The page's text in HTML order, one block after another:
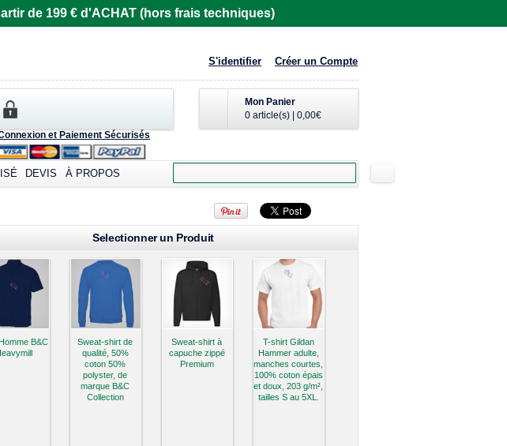
de 199 € d'ACHAT (hors frais techniques)
S'identifier Créer un Compte
Mon Panier
0 article(s)
0,00€
et Paiement Sécurisés
DEVIS À PROPOS
Selectionner un Produit
B&C
Sweat-shirt de
qualité, 50%
coton 50%
polyster, de
marque B&C
Collection
Sweat-shirt à
capuche zippé
Premium
T-shirt Gildan
Hammer adulte,
manches courtes,
100% coton épais
et doux, 203 g/m²,
tailles S au 5XL.